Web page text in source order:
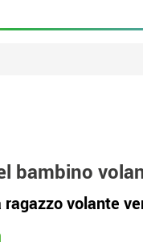
bambino
ragazzo volante